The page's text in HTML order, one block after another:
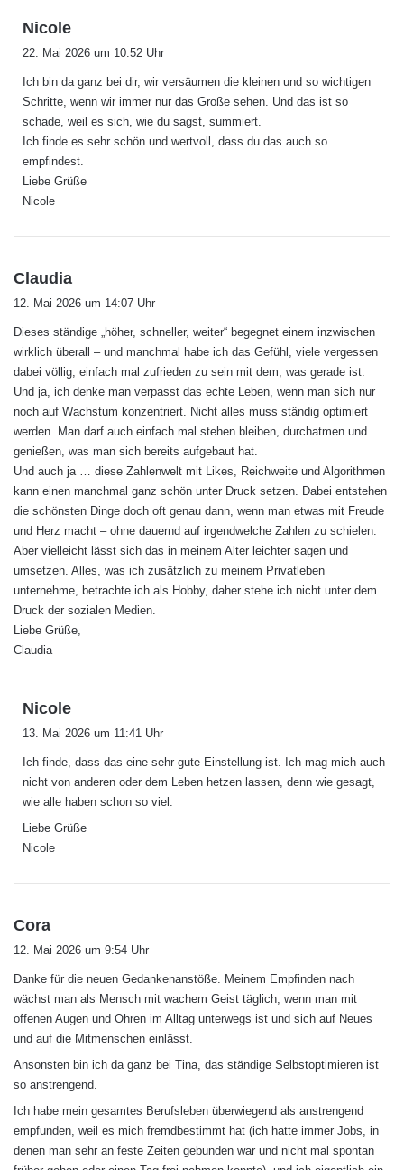
Nicole
a
t
:
22. Mai 2026 um 10:52 Uhr
Ich bin da ganz bei dir, wir versäumen die kleinen und so wichtigen
Schritte, wenn wir immer nur das Große sehen. Und das ist so
schade, weil es sich, wie du sagst, summiert.
Ich finde es sehr schön und wertvoll, dass du das auch so
empfindest.
Liebe Grüße
Nicole
Claudia
a
t
:
12. Mai 2026 um 14:07 Uhr
Dieses ständige „höher, schneller, weiter“ begegnet einem inzwischen
wirklich überall – und manchmal habe ich das Gefühl, viele vergessen
dabei völlig, einfach mal zufrieden zu sein mit dem, was gerade ist.
Und ja, ich denke man verpasst das echte Leben, wenn man sich nur
noch auf Wachstum konzentriert. Nicht alles muss ständig optimiert
werden. Man darf auch einfach mal stehen bleiben, durchatmen und
genießen, was man sich bereits aufgebaut hat.
Und auch ja … diese Zahlenwelt mit Likes, Reichweite und Algorithmen
kann einen manchmal ganz schön unter Druck setzen. Dabei entstehen
die schönsten Dinge doch oft genau dann, wenn man etwas mit Freude
und Herz macht – ohne dauernd auf irgendwelche Zahlen zu schielen.
Aber vielleicht lässt sich das in meinem Alter leichter sagen und
umsetzen. Alles, was ich zusätzlich zu meinem Privatleben
unternehme, betrachte ich als Hobby, daher stehe ich nicht unter dem
Druck der sozialen Medien.
Liebe Grüße,
Claudia
Nicole
a
:
13. Mai 2026 um 11:41 Uhr
Ich finde, dass das eine sehr gute Einstellung ist. Ich mag mich auch
nicht von anderen oder dem Leben hetzen lassen, denn wie gesagt,
wie alle haben schon so viel.
Liebe Grüße
Nicole
Cora
a
t
12. Mai 2026 um 9:54 Uhr
Danke für die neuen Gedankenanstöße. Meinem Empfinden nach
wächst man als Mensch mit wachem Geist täglich, wenn man mit
offenen Augen und Ohren im Alltag unterwegs ist und sich auf Neues
und auf die Mitmenschen einlässt.
Ansonsten bin ich da ganz bei Tina, das ständige Selbstoptimieren ist
so anstrengend.
Ich habe mein gesamtes Berufsleben überwiegend als anstrengend
empfunden, weil es mich fremdbestimmt hat (ich hatte immer Jobs, in
denen man sehr an feste Zeiten gebunden war und nicht mal spontan